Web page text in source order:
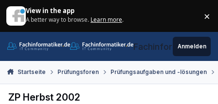
View in the app
A better way to browse. Learn more. ×
Fachinformatiker.de
Anmelden
Startseite Prüfungsforen Prüfungsaufgaben und -lösungen
ZP Herbst 2002